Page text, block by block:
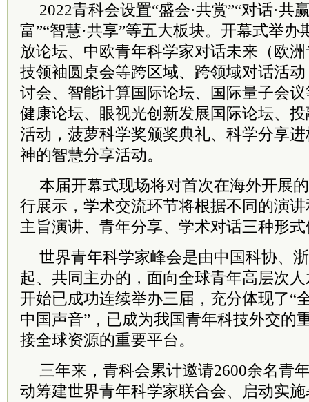
2022青科会设置“盛会·共赏”“对话·共
富”“智慧·共享”等五大板块。开幕式举
放论坛、中欧青年科学家对话未来（欧
技领袖圆桌会等跨区域、跨领域对话活
讨会、智能计算国际论坛、国际量子会
健康论坛、眼视光创新发展国际论坛、
活动，菠萝科学奖颁奖典礼、科学分享
神的智慧分享活动。
本届开幕式现场将对首次在海外开展
行展示，学术交流环节将根据不同的演
主旨演讲、青年分享、学术对话三种形
世界青年科学家峰会是由中国科协、
起、共同主办的，面向全球青年高层次
开始已成功连续举办三届，充分体现了“
中国声音”，已成为我国青年科技外交的
接全球资源的重要平台。
三年来，青科会累计邀请2600余名青
动筹建世界青年科学家联合会、启动实